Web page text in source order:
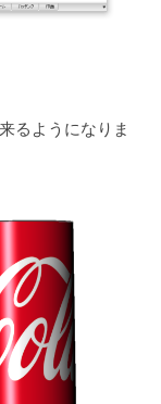
るようになりま